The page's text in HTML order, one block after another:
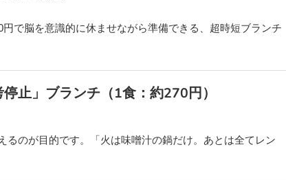
で脳を意識的に休ませながら準備できる、超時短ブランチ
止」ブランチ（1食：約270円）
のが目的です。「火は味噌汁の鍋だけ。あとは全てレン